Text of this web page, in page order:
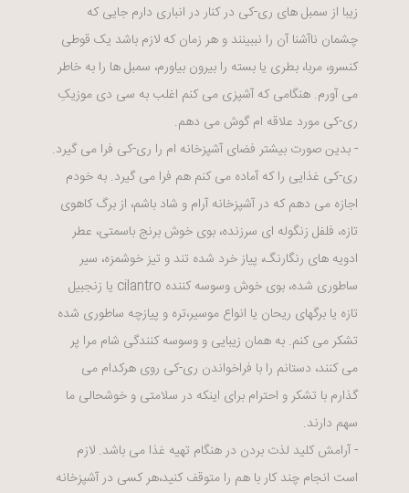
زیبا از سمبل های ری-کی در کنار در انباری دارم جایی که
چشمان ناآشنا آن را نببینند و هر زمان که لازم باشد یک قوطی
کنسرو، مربا، بطری یا بسته را بیرون بیاورم، سمبل ها را به خاطر
می آورم. هنگامی که آشپزی می کنم اغلب به سی دی موزیکِ
ری-کی مورد علاقه ام گوش می دهم.
- بدین صورت بیشتر فضای آشپزخانه ام را ری-کی فرا می گیرد.
ری-کی غذایی را که آماده می کنم هم فرا می گیرد. به خودم
اجازه می دهم که در آشپزخانه آرام و شاد باشم، از برگ کاهوی
تازه، فلفل زنگوله ای سرزنده، بوی خوش برنج باسمتی، عطر
ادویه های رنگارنگ، پیاز خرد شده تند و تیز خوشمزه، سیر
ساطوری شده، بوی خوش وسوسه کننده cilantro یا زنجبیل
تازه یا برگهای ریحان یا انواع موسیر،تره و پیازچه ساطوری شده
تشکر می کنم. به همان زیبایی و وسوسه کنندگی شام مرا پر
می کنند، دستانم را با فراخواندن ری-کی روی هرکدام می
گذارم با تشکر و احترام برای اینکه در سلامتی و خوشحالی ما
سهم دارند.
- آرامش کلید لذت بردن در هنگام تهیه غذا می باشد. لازم
است انجام چند کار با هم را متوقف کنید،هر کسی در آشپزخانه